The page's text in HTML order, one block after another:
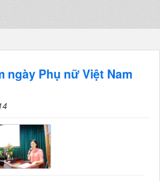
ngày Phụ nữ Việt Nam